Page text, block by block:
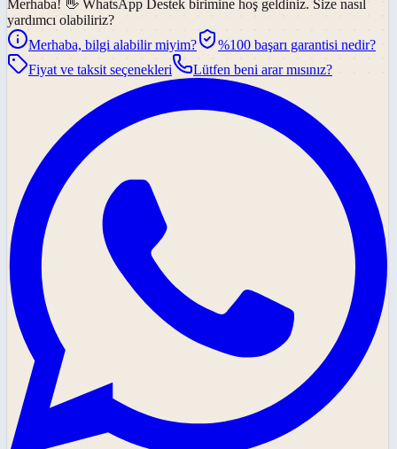
Merhaba! 👋 WhatsApp Destek birimine hoş geldiniz. Size nasıl
yardımcı olabiliriz?
Merhaba, bilgi alabilir miyim?
%100 başarı garantisi nedir?
Fiyat ve taksit seçenekleri
Lütfen beni arar mısınız?